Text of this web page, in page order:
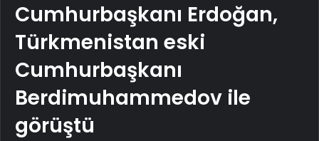
Cumhurbaşkanı Erdoğan,
Türkmenistan eski
Cumhurbaşkanı
Berdimuhammedov ile
görüştü